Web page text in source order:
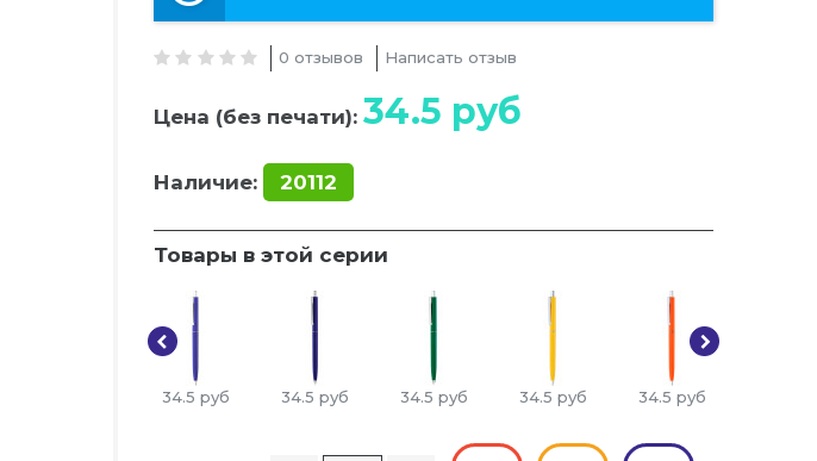
0 отзывов Написать отзыв
Цена (без печати): 34.5 руб
Наличие: 20112
Товары в этой серии
34.5 руб 34.5 руб 34.5 руб 34.5 руб 34.5 руб